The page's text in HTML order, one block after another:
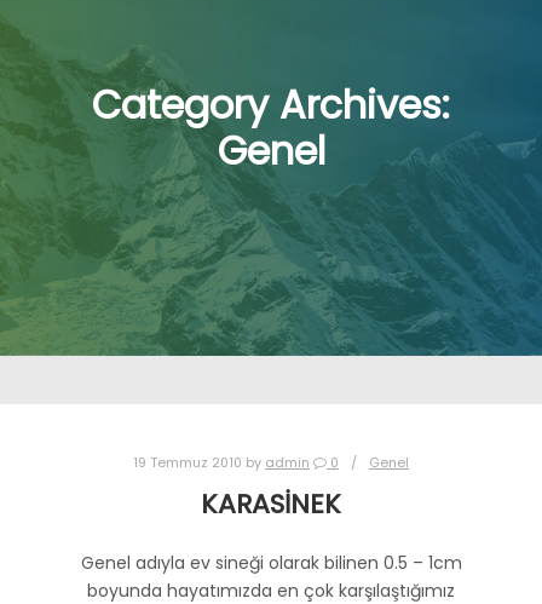
Category Archives:
Genel
19 Temmuz 2010 by admin 0 Genel
KARASİNEK
Genel adıyla ev sineği olarak bilinen 0.5 – 1cm
boyunda hayatımızda en çok karşılaştığımız